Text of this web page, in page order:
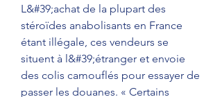
L&#39;achat de la plupart des
stéroïdes anabolisants en France
étant illégale, ces vendeurs se
situent à l&#39;étranger et envoie
des colis camouflés pour essayer de
passer les douanes. « Certains